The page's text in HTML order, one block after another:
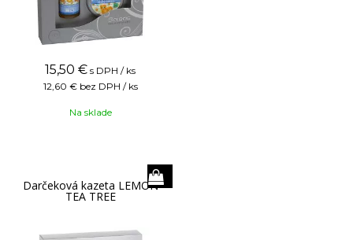
15,50 € s DPH / ks
12,60 € bez DPH / ks
Na sklade
Darčeková kazeta LEMON
TEA TREE